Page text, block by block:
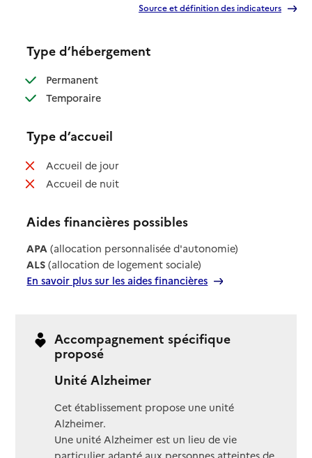
Source et définition des indicateurs
Type d’hébergement
Permanent: disponible
Temporaire: disponible
Type d’accueil
Accueil de jour: non disponible
Accueil de nuit: non disponible
Aides financières possibles
APA (allocation personnalisée d'autonomie)
ALS (allocation de logement sociale)
En savoir plus sur les aides financières
Accompagnement spécifique
proposé
Unité Alzheimer
Cet établissement propose une unité
Alzheimer.
Une unité Alzheimer est un lieu de vie